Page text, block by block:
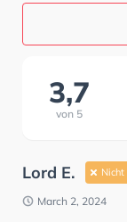
3,7
von 5
Lord E.
March 2, 2024